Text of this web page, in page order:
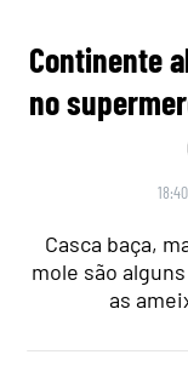
Continente
no
Casca baça,
mole são
as